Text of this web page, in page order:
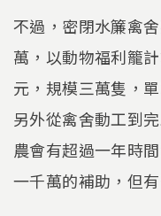
不過，密閉水簾禽
萬，以動物福利籠
元，規模三萬隻，
另外從禽舍動工到
農會有超過一年時
一千萬的補助，但